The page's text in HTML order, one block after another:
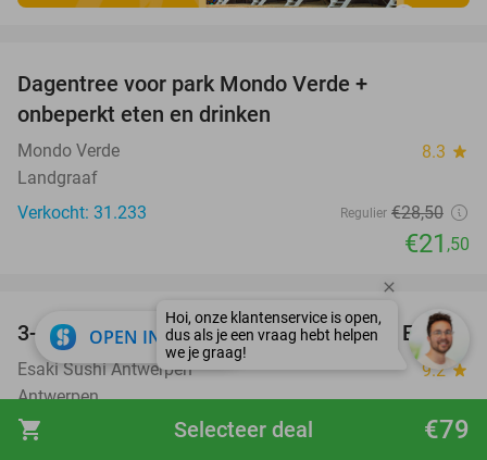
shopping_cart €79
Selecteer deal
Dagentree voor park Mondo Verde +
onbeperkt eten en drinken
Mondo Verde 8.3 star
Landgraaf
Verkocht: 31.233
Regulier €28,50
€21 ,50
49%
3-gangendiner incl. sushiboot voor 2 bij Esaki
Esaki Sushi Antwerpen 9.2 star
Antwerpen
Verkocht: 329
€88
OPEN IN APP close